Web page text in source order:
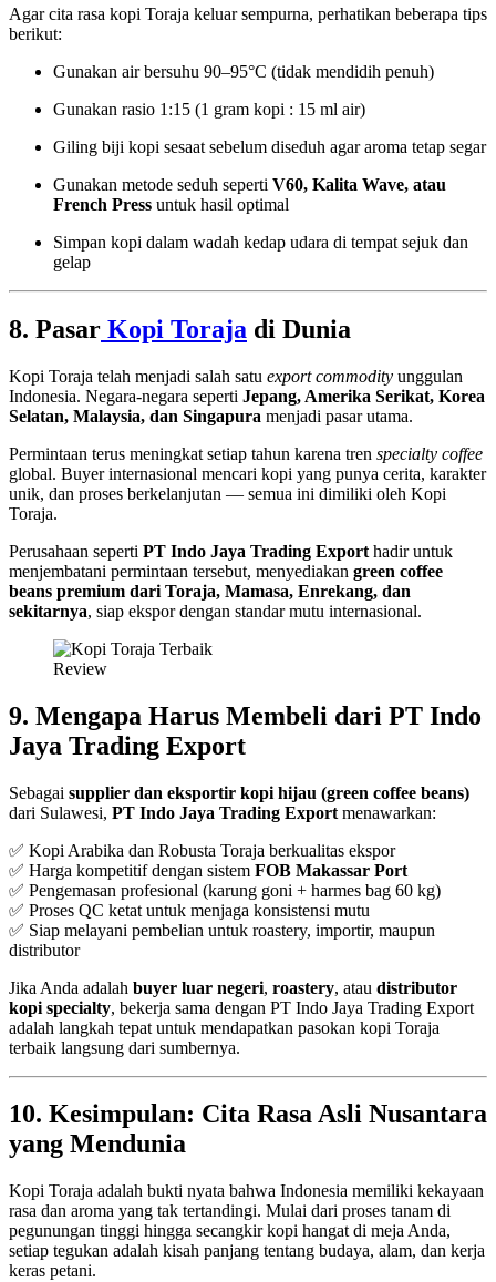
Agar cita rasa kopi Toraja keluar sempurna, perhatikan beberapa tips
berikut:
Gunakan air bersuhu 90–95°C (tidak mendidih penuh)
Gunakan rasio 1:15 (1 gram kopi : 15 ml air)
Giling biji kopi sesaat sebelum diseduh agar aroma tetap segar
Gunakan metode seduh seperti V60, Kalita Wave, atau
French Press untuk hasil optimal
Simpan kopi dalam wadah kedap udara di tempat sejuk dan
gelap
8. Pasar Kopi Toraja di Dunia
Kopi Toraja telah menjadi salah satu export commodity unggulan
Indonesia. Negara-negara seperti Jepang, Amerika Serikat, Korea
Selatan, Malaysia, dan Singapura menjadi pasar utama.
Permintaan terus meningkat setiap tahun karena tren specialty coffee
global. Buyer internasional mencari kopi yang punya cerita, karakter
unik, dan proses berkelanjutan — semua ini dimiliki oleh Kopi
Toraja.
Perusahaan seperti PT Indo Jaya Trading Export hadir untuk
menjembatani permintaan tersebut, menyediakan green coffee
beans premium dari Toraja, Mamasa, Enrekang, dan
sekitarnya, siap ekspor dengan standar mutu internasional.
9. Mengapa Harus Membeli dari PT Indo
Jaya Trading Export
Sebagai supplier dan eksportir kopi hijau (green coffee beans)
dari Sulawesi, PT Indo Jaya Trading Export menawarkan:
✅ Kopi Arabika dan Robusta Toraja berkualitas ekspor
✅ Harga kompetitif dengan sistem FOB Makassar Port
✅ Pengemasan profesional (karung goni + harmes bag 60 kg)
✅ Proses QC ketat untuk menjaga konsistensi mutu
✅ Siap melayani pembelian untuk roastery, importir, maupun
distributor
Jika Anda adalah buyer luar negeri, roastery, atau distributor
kopi specialty, bekerja sama dengan PT Indo Jaya Trading Export
adalah langkah tepat untuk mendapatkan pasokan kopi Toraja
terbaik langsung dari sumbernya.
10. Kesimpulan: Cita Rasa Asli Nusantara
yang Mendunia
Kopi Toraja adalah bukti nyata bahwa Indonesia memiliki kekayaan
rasa dan aroma yang tak tertandingi. Mulai dari proses tanam di
pegunungan tinggi hingga secangkir kopi hangat di meja Anda,
setiap tegukan adalah kisah panjang tentang budaya, alam, dan kerja
keras petani.